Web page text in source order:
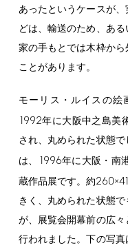
あったというケースが
どは、輸送のため、あ
家の手もとでは木枠か
ことがあります。
モーリス・ルイスの絵
1992年に大阪中之島美
され、丸められた状態
は、
1996年に大阪・南
蔵作品展です。約260×
きく、丸められた状態
が、展覧会開幕前の広
行われました。下の写